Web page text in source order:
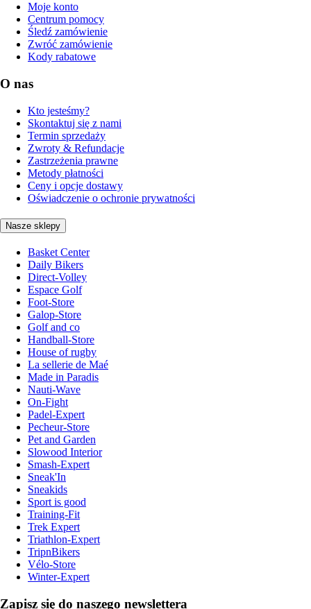
Moje konto
Centrum pomocy
Śledź zamówienie
Zwróć zamówienie
Kody rabatowe
O nas
Kto jesteśmy?
Skontaktuj się z nami
Termin sprzedaży
Zwroty & Refundacje
Zastrzeżenia prawne
Metody płatności
Ceny i opcje dostawy
Oświadczenie o ochronie prywatności
Nasze sklepy
Basket Center
Daily Bikers
Direct-Volley
Espace Golf
Foot-Store
Galop-Store
Golf and co
Handball-Store
House of rugby
La sellerie de Maé
Made in Paradis
Nauti-Wave
On-Fight
Padel-Expert
Pecheur-Store
Pet and Garden
Slowood Interior
Smash-Expert
Sneak'In
Sneakids
Sport is good
Training-Fit
Trek Expert
Triathlon-Expert
TripnBikers
Vélo-Store
Winter-Expert
Zapisz się do naszego newslettera